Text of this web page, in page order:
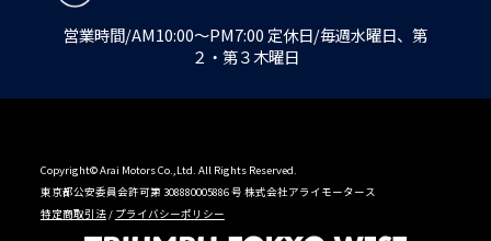
営業時間/AM10:00～PM7:00 定休日/毎週水曜日、第
２・第３木曜日
Copyright© Arai Motors Co.,Ltd. All Rights Reserved.
東京都公安委員会許可第 308880005886 号 株式会社アライモータース
特定商取引法/ プライバシーポリシー